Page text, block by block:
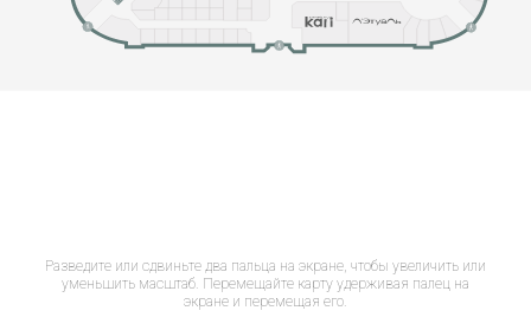
Разведите или сдвиньте два пальца на экране, чтобы увеличить или
уменьшить масштаб. Перемещайте карту удерживая палец на
экране и перемещая его.